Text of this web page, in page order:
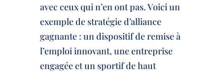
avec ceux qui n’en ont pas. Voici un
exemple de stratégie d’alliance
gagnante : un dispositif de remise à
l’emploi innovant, une entreprise
engagée et un sportif de haut